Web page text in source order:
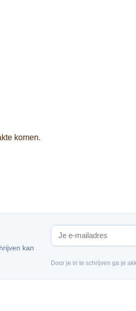
komen.
kan
Door je in te schrijven ga je